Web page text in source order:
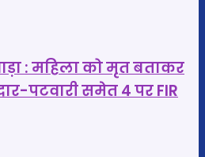
: महिला को मृत बताकर
पटवारी समेत 4 पर FIR